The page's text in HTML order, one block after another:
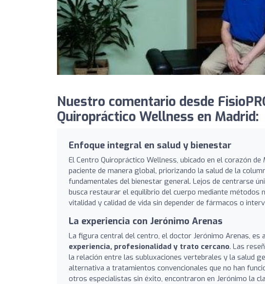
Nuestro comentario desde
Quiropráctico Wellness en Madrid:
Enfoque integral en salud y bienestar
El Centro Quiropráctico Wellness, ubicado en el corazón
paciente de manera global, priorizando la salud de la
fundamentales del bienestar general. Lejos de centrarse
busca restaurar el equilibrio del cuerpo mediante métodos
vitalidad y calidad de vida sin depender de fármacos o
La experiencia con Jerónimo Arenas
La figura central del centro, el doctor Jerónimo Arenas, es
experiencia, profesionalidad y trato cercano. Las
la relación entre las subluxaciones vertebrales y la salud
alternativa a tratamientos convencionales que no han
otros especialistas sin éxito, encontraron en Jerónimo la